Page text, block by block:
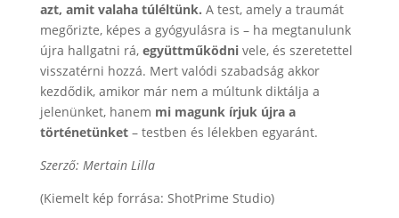
azt, amit valaha túléltünk. A test, amely a traumát
megőrizte, képes a gyógyulásra is – ha megtanulunk
újra hallgatni rá, együttműködni vele, és szeretettel
visszatérni hozzá. Mert valódi szabadság akkor
kezdődik, amikor már nem a múltunk diktálja a
jelenünket, hanem mi magunk írjuk újra a
történetünket– testben és lélekben egyaránt.
Szerző: Mertain Lilla
(Kiemelt kép forrása: ShotPrime Studio)